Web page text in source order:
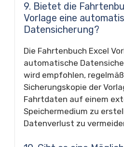
9. Bietet die
Vorlage eine
Datensicherung?
Die Fahrtenbuch Excel
automatische
wird empfohlen,
Sicherungskopie der
Fahrtdaten auf einem
Speichermedium zu
Datenverlust zu